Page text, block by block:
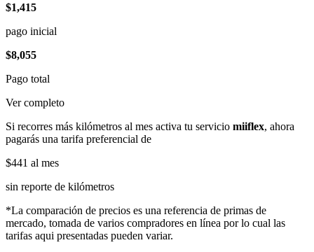
$1,415
pago inicial
$8,055
Pago total
Ver completo
Si recorres más kilómetros al mes activa tu servicio miiflex, ahora
pagarás una tarifa preferencial de
$441 al mes
sin reporte de kilómetros
*La comparación de precios es una referencia de primas de
mercado, tomada de varios compradores en línea por lo cual las
tarifas aqui presentadas pueden variar.